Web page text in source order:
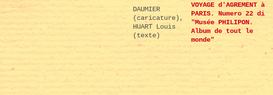
DAUMIER
(caricature),
HUART Louis
(texte)
VOYAGE d'AGREMENT à
PARIS. Numero 22 di
"Musée PHILIPON.
Album de tout le
monde"